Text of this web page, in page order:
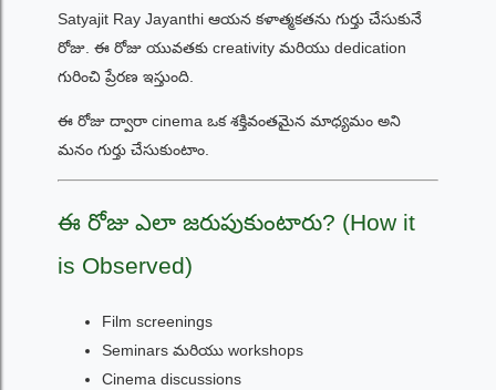
Satyajit Ray Jayanthi ఆయన కళాత్మకతను గుర్తు చేసుకునే
రోజు. ఈ రోజు యువతకు creativity మరియు dedication
గురించి ప్రేరణ ఇస్తుంది.
ఈ రోజు ద్వారా cinema ఒక శక్తివంతమైన మాధ్యమం అని
మనం గుర్తు చేసుకుంటాం.
ఈ రోజు ఎలా జరుపుకుంటారు? (How it
is Observed)
Film screenings
Seminars మరియు workshops
Cinema discussions